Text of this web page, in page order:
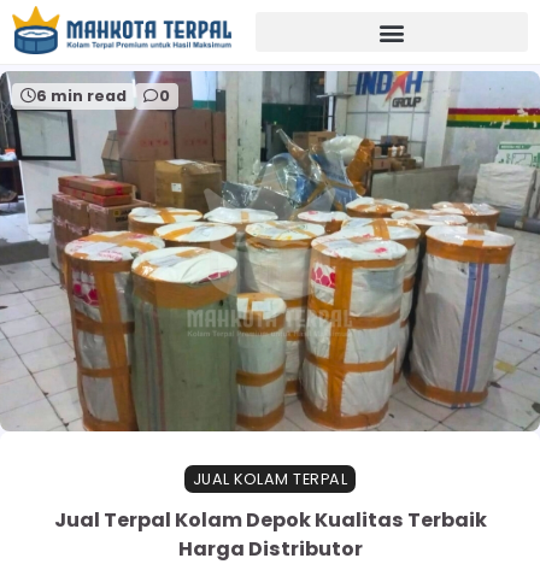
Home harga terpal kolam murah
6 min read 0
JUAL KOLAM TERPAL
Jual Terpal Kolam Depok Kualitas Terbaik
Harga Distributor